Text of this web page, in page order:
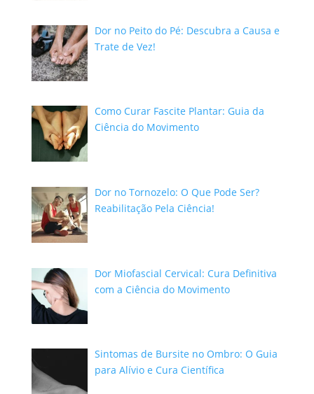
Dor no Peito do Pé: Descubra a Causa e
Trate de Vez!
Como Curar Fascite Plantar: Guia da
Ciência do Movimento
Dor no Tornozelo: O Que Pode Ser?
Reabilitação Pela Ciência!
Dor Miofascial Cervical: Cura Definitiva
com a Ciência do Movimento
Sintomas de Bursite no Ombro: O Guia
para Alívio e Cura Científica